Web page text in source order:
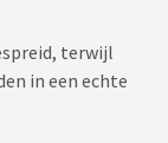
terwijl
in een echte